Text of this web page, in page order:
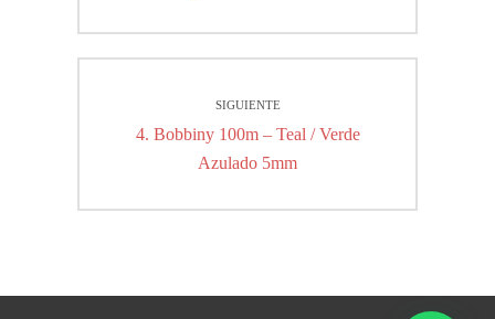
SIGUIENTE
Entrada
siguiente:
4. Bobbiny 100m – Teal / Verde
Azulado 5mm